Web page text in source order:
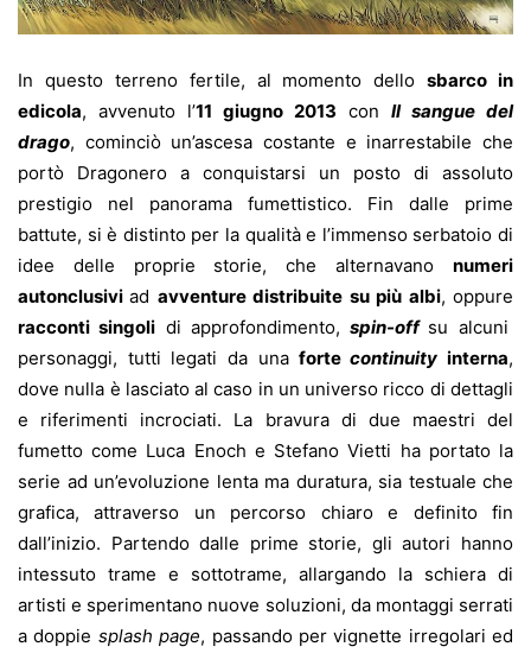
In questo terreno fertile, al momento dellosbarco in
edicola, avvenuto l’11 giugno 2013 con Il sangue del
drago, cominciò un’ascesa costante e inarrestabile che
portò Dragonero a conquistarsi un posto di assoluto
prestigio nel panorama fumettistico. Fin dalle prime
battute, si è distinto per la qualità e l’immenso serbatoio di
idee delle proprie storie, che alternavano numeri
autonclusiviad avventure distribuite su più albi, oppure
racconti singoli di approfondimento, spin-off su alcuni
personaggi, tutti legati da unafortecontinuity interna,
dove nulla è lasciato al caso in un universo ricco di dettagli
e riferimenti incrociati. La bravura di due maestri del
fumetto come Luca Enoch e Stefano Vietti ha portato la
serie ad un’evoluzione lenta ma duratura, sia testuale che
grafica, attraverso un percorso chiaro e definito fin
dall’inizio. Partendo dalle prime storie, gli autori hanno
intessuto trame e sottotrame, allargando la schiera di
artisti e sperimentano nuove soluzioni, da montaggi serrati
a doppie splash page, passando per vignette irregolari ed